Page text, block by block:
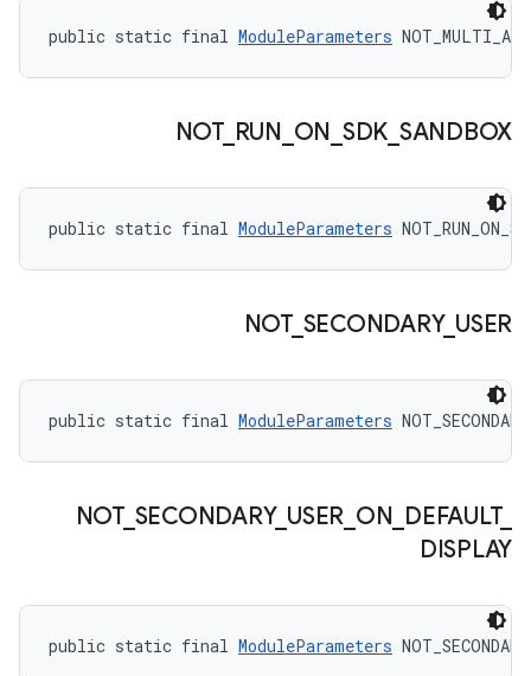
public static final ModuleParameters NOT_MULTI_ABI
NOT_ RUN ON SDK SANDBOX
public static final ModuleParameters
NOT_ SECONDARY_ USER
public static final ModuleParameters
NOT_ SECONDARY_ USER ON DEFAULT_
DISPLAY
public static final ModuleParameters